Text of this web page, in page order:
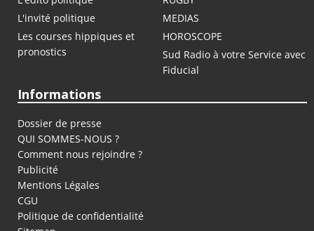
L'invité politique
MEDIAS
Les courses hippiques et
pronostics
HOROSCOPE
Sud Radio à votre Service avec
Fiducial
Informations
Dossier de presse
QUI SOMMES-NOUS ?
Comment nous rejoindre ?
Publicité
Mentions Légales
CGU
Politique de confidentialité